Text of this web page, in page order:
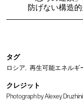
防げない構造
タグ
ロシア 再生可能エネルギ
クレジット
Photograph by Alexey